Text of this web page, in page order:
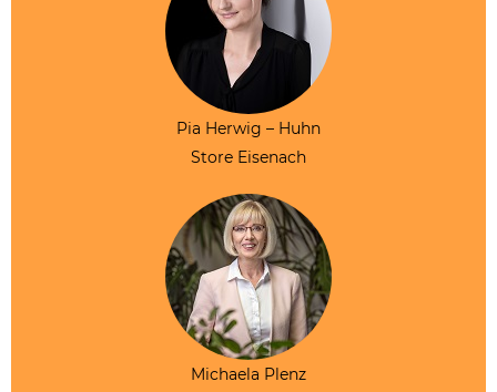
Pia Herwig – Huhn
Store Eisenach
Michaela Plenz